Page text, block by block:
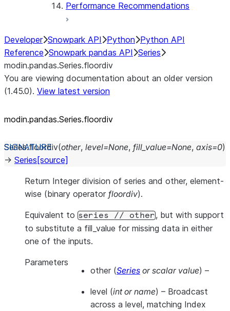
Performance Recommendations
Developer Snowpark API Python Python API
Reference Snowpark pandas API Series
modin.pandas.Series.floordiv
You are viewing documentation about an older version
(1.45.0). View latest version
modin.pandas.Series.floordiv
Series.floordiv(other, level=None, fill_value=None, axis=0)
→ Series [source]
Return Integer division of series and other, element-
wise (binary operator floordiv).
Equivalent to series // other, but with support
to substitute a fill_value for missing data in either
one of the inputs.
Parameters
other (Series orscalar value) –
level (intorname) – Broadcast
across a level, matching Index